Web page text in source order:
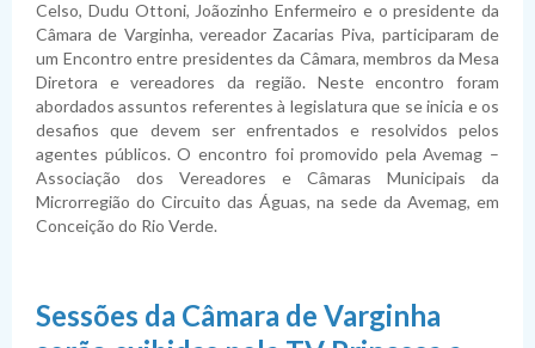
Lista de Terceirizados
Concursos Públicos
Inexigibilidade
Atas de Adesão
Obras
Fornecedores Sancionados
Relatórios da LRF
Execução Extraorçamentária
Plano Anual de Contratações
Plano Estratégico Institucional
Relatório de Gestão e Atividades
Políticas de Gestão e Governança
Lei de Acesso à Informação
Sistema de Informação ao Cidadão - SIC
Perguntas Frequentes
Acessibilidade
Lei Geral de Proteção de Dados Pessoais
Sobre a LGPD
Política de Privacidade
Celso, Dudu Ottoni, Joãozinho Enfermeiro e o presidente da
Câmara de Varginha, vereador Zacarias Piva, participaram de
um Encontro entre presidentes da Câmara, membros da Mesa
Diretora e vereadores da região. Neste encontro foram
abordados assuntos referentes à legislatura que se inicia e os
desafios que devem ser enfrentados e resolvidos pelos
agentes públicos. O encontro foi promovido pela Avemag –
Associação dos Vereadores e Câmaras Municipais da
Microrregião do Circuito das Águas, na sede da Avemag, em
Conceição do Rio Verde.
Sessões da Câmara de Varginha